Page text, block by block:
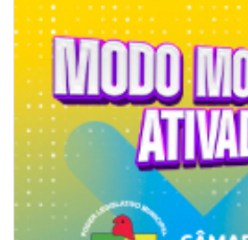
06/08/2026 | 07:00
Camboriú: exposição de arte transforma o
de cultura
CAMBORIÚ